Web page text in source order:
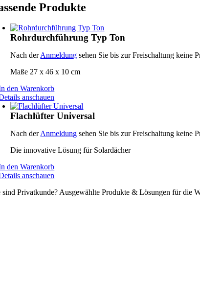
Produkte
Rohrdurchführung Typ Ton
Nach derAnmeldung sehen Sie bis zur Freischaltung keine
Maße 27 x 46 x 10 cm
den Warenkorb
anschauen
Flachlüfter Universal
Nach derAnmeldung sehen Sie bis zur Freischaltung keine
Die innovative Lösung für Solardächer
den Warenkorb
anschauen
sind Privatkunde? Ausgewählte Produkte & Lösungen für die